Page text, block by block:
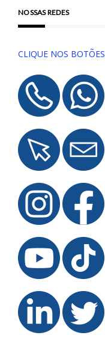
NOSSAS REDES
CLIQUE NOS